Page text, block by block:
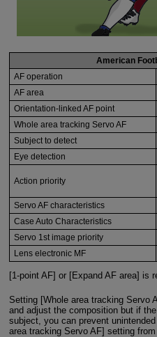
American
AF operation
AF area
Orientation-linked AF point
Whole area tracking Servo AF
Subject to detect
Eye detection
Action priority
Servo AF characteristics
Case Auto Characteristics
Servo 1st image priority
Lens electronic MF
[1-point AF] or [Expand AF area] is
Setting [Whole area tracking Servo
and adjust the composition but if
subject, you can prevent
area tracking Servo AF] setting